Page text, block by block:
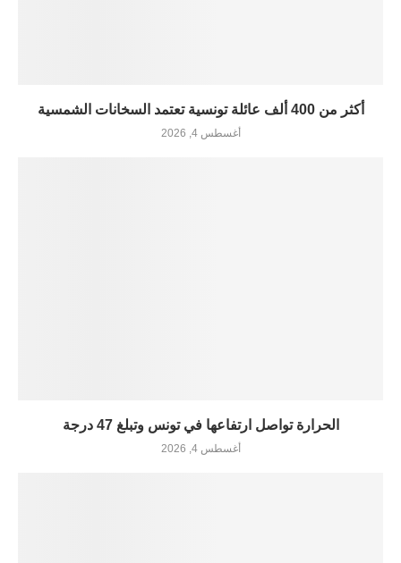
أكثر من 400 ألف عائلة تونسية تعتمد السخانات الشمسية
أغسطس 4, 2026
الحرارة تواصل ارتفاعها في تونس وتبلغ 47 درجة
أغسطس 4, 2026